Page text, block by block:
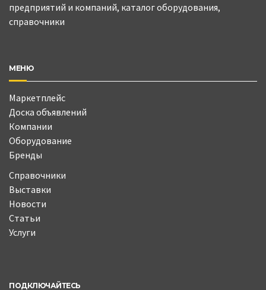
предприятий и компаний, каталог оборудования,
справочники
МЕНЮ
Маркетплейс
Доска объявлений
Компании
Оборудование
Бренды
Справочники
Выставки
Новости
Статьи
Услуги
ПОДКЛЮЧАЙТЕСЬ